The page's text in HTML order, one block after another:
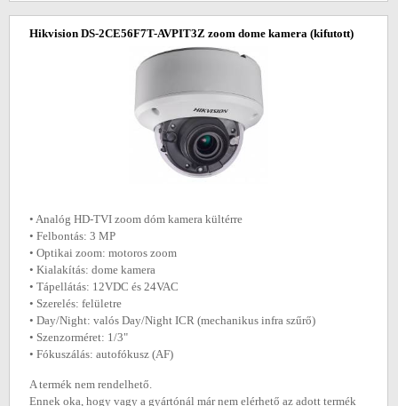
Hikvision DS-2CE56F7T-AVPIT3Z zoom dome kamera (kifutott)
• Analóg HD-TVI zoom dóm kamera kültérre
• Felbontás: 3 MP
• Optikai zoom: motoros zoom
• Kialakítás: dome kamera
• Tápellátás: 12VDC és 24VAC
• Szerelés: felületre
• Day/Night: valós Day/Night ICR (mechanikus infra szűrő)
• Szenzorméret: 1/3"
• Fókuszálás: autofókusz (AF)
A termék nem rendelhető.
Ennek oka, hogy vagy a gyártónál már nem elérhető az adott termék